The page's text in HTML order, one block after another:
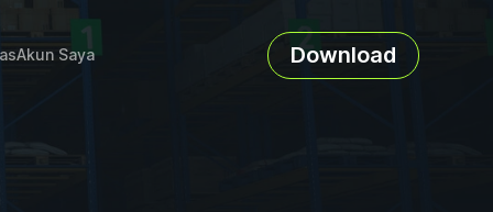
Akun Saya Download